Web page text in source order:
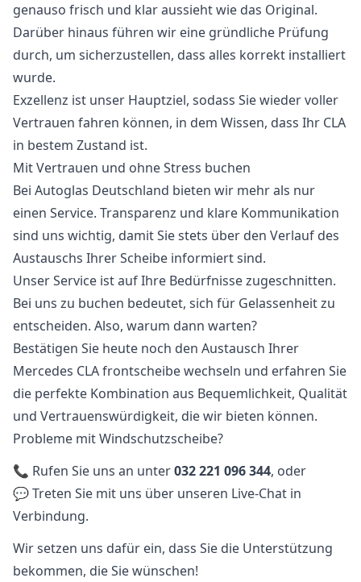
genauso frisch und klar aussieht wie das Original.
Darüber hinaus führen wir eine gründliche Prüfung
durch, um sicherzustellen, dass alles korrekt installiert
wurde.
Exzellenz ist unser Hauptziel, sodass Sie wieder voller
Vertrauen fahren können, in dem Wissen, dass Ihr CLA
in bestem Zustand ist.
Mit Vertrauen und ohne Stress buchen
Bei Autoglas Deutschland bieten wir mehr als nur
einen Service. Transparenz und klare Kommunikation
sind uns wichtig, damit Sie stets über den Verlauf des
Austauschs Ihrer Scheibe informiert sind.
Unser Service ist auf Ihre Bedürfnisse zugeschnitten.
Bei uns zu buchen bedeutet, sich für Gelassenheit zu
entscheiden. Also, warum dann warten?
Bestätigen Sie heute noch den Austausch Ihrer
Mercedes CLA frontscheibe wechseln und erfahren Sie
die perfekte Kombination aus Bequemlichkeit, Qualität
und Vertrauenswürdigkeit, die wir bieten können.
Probleme mit Windschutzscheibe?
📞 Rufen Sie uns an unter032 221 096 344, oder
💬 Treten Sie mit uns über unseren Live-Chat in
Verbindung.
Wir setzen uns dafür ein, dass Sie die Unterstützung
bekommen, die Sie wünschen!